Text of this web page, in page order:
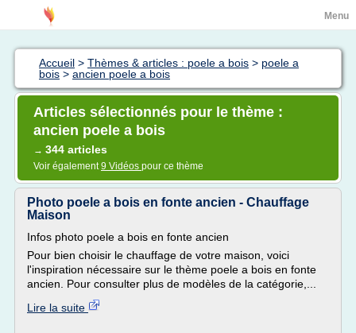
Menu
Accueil > Thèmes & articles : poele a bois > poele a
bois > ancien poele a bois
Articles sélectionnés pour le thème :
ancien poele a bois
→ 344 articles
Voir également9 Vidéos pour ce thème
Photo poele a bois en fonte ancien - Chauffage
Maison
Infos photo poele a bois en fonte ancien
Pour bien choisir le chauffage de votre maison, voici
l'inspiration nécessaire sur le thème poele a bois en fonte
ancien. Pour consulter plus de modèles de la catégorie,...
Lire la suite